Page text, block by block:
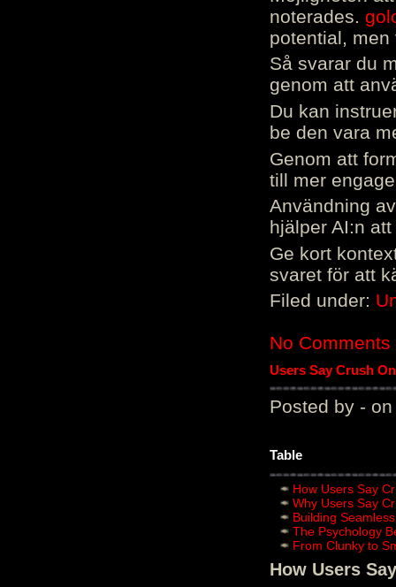
noterades.
potential, men
Så svarar du
genom att
Du kan
be den vara
Genom att
till mer
Användning
hjälper AI:n
Ge kort
svaret för att
Filed under:
No Comments
Users Say Crush
Posted by - on
Table
How Users Say
Why Users Say
Building
The Psychology
From Clunky to
How Users